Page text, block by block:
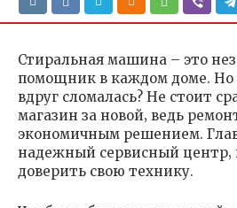
Стиральная машина – это
помощник в каждом доме. Но
вдруг сломалась? Не стоит
магазин за новой‚ ведь
экономичным решением.
надежный сервисный
доверить свою технику.